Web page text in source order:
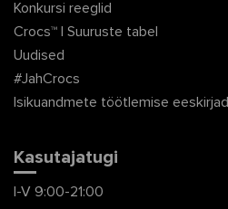
Konkursi reeglid
Crocs™ | Suuruste tabel
Uudised
#JahCrocs
Isikuandmete töötlemise eeskirjad
Kasutajatugi
I-V 9:00-21:00